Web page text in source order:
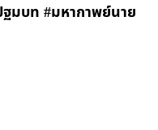
มบท #มหากาพย์นาย